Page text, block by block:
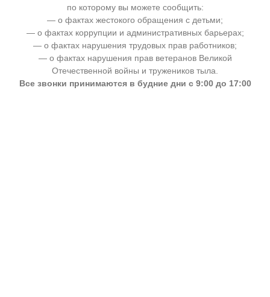
по которому вы можете сообщить:
— о фактах жестокого обращения с детьми;
— о фактах коррупции и административных барьерах;
— о фактах нарушения трудовых прав работников;
— о фактах нарушения прав ветеранов Великой
Отечественной войны и тружеников тыла.
Все звонки принимаются в будние дни с 9:00 до 17:00